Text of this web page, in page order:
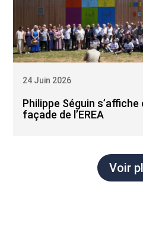
Philippe Séguin
façade de l’EREA
24 Juin 2026
Voir